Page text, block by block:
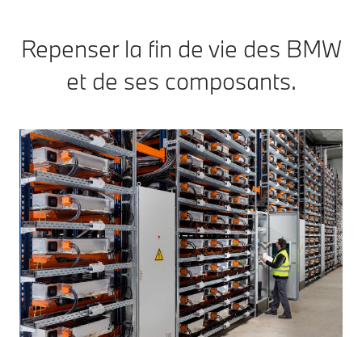
Repenser la fin de vie des BMW
et de ses composants.